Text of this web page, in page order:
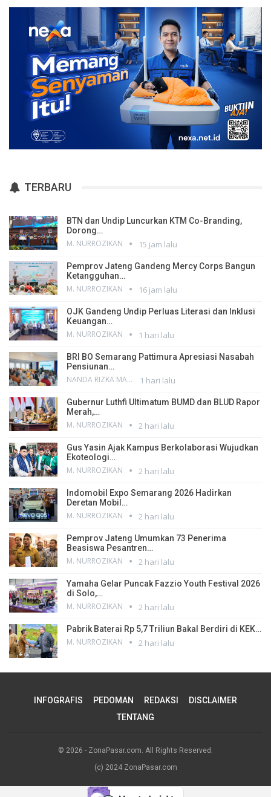
TERBARU
BTN dan Undip Luncurkan KTM Co-Branding,
Dorong…
M. NURROZIKAN 15 jam lalu
Pemprov Jateng Gandeng Mercy Corps Bangun
Ketangguhan…
M. NURROZIKAN 16 jam lalu
OJK Gandeng Undip Perluas Literasi dan Inklusi
Keuangan…
M. NURROZIKAN 1 hari lalu
BRI BO Semarang Pattimura Apresiasi Nasabah
Pensiunan…
NANDA RIZKA MAHENDRA 1 hari lalu
Gubernur Luthfi Ultimatum BUMD dan BLUD Rapor
Merah,…
M. NURROZIKAN 2 hari lalu
Gus Yasin Ajak Kampus Berkolaborasi Wujudkan
Ekoteologi…
M. NURROZIKAN 2 hari lalu
Indomobil Expo Semarang 2026 Hadirkan
Deretan Mobil…
M. NURROZIKAN 2 hari lalu
Pemprov Jateng Umumkan 73 Penerima
Beasiswa Pesantren…
M. NURROZIKAN 2 hari lalu
Yamaha Gelar Puncak Fazzio Youth Festival 2026
di Solo,…
M. NURROZIKAN 2 hari lalu
Pabrik Baterai Rp 5,7 Triliun Bakal Berdiri di KEK…
M. NURROZIKAN 2 hari lalu
INFOGRAFIS PEDOMAN REDAKSI
DISCLAIMER
TENTANG
© 2026 - ZonaPasar.com. All Rights Reserved.
(c) 2024 ZonaPasar.com